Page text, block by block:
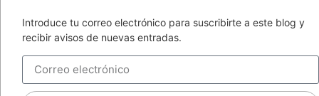
Introduce tu correo electrónico para suscribirte a este blog y
recibir avisos de nuevas entradas.